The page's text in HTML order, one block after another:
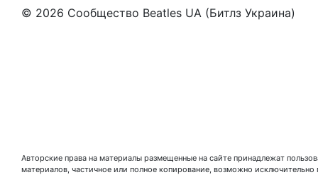
© 2026 Сообщество Beatles UA (Битлз Украина)
Авторские права на материалы размещенные на сайте принадлежат
материалов, частичное или полное копирование, возможно